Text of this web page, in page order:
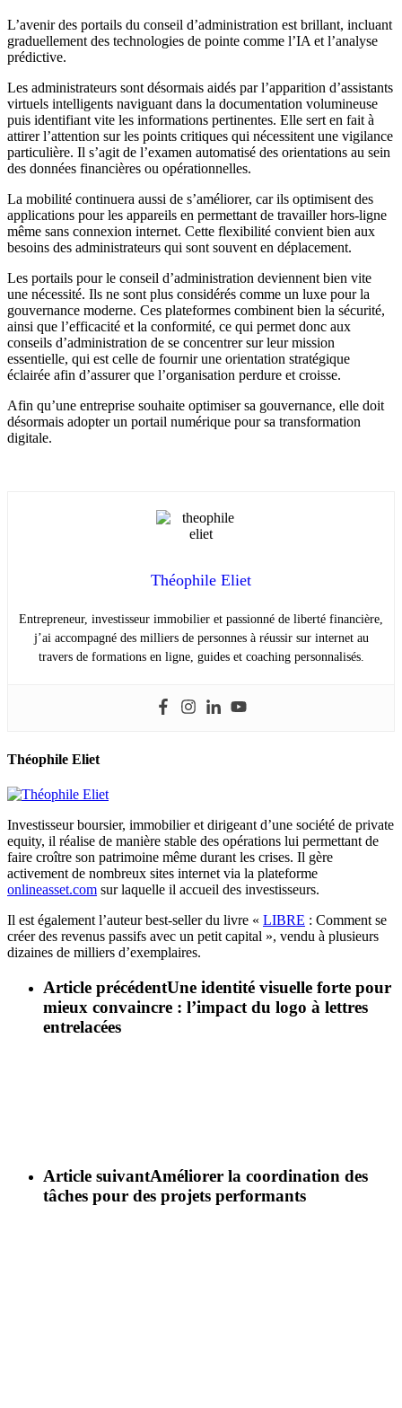
L’avenir des portails du conseil d’administration est brillant, incluant
graduellement des technologies de pointe comme l’IA et l’analyse
prédictive.
Les administrateurs sont désormais aidés par l’apparition d’assistants
virtuels intelligents naviguant dans la documentation volumineuse
puis identifiant vite les informations pertinentes. Elle sert en fait à
attirer l’attention sur les points critiques qui nécessitent une vigilance
particulière. Il s’agit de l’examen automatisé des orientations au sein
des données financières ou opérationnelles.
La mobilité continuera aussi de s’améliorer, car ils optimisent des
applications pour les appareils en permettant de travailler hors-ligne
même sans connexion internet. Cette flexibilité convient bien aux
besoins des administrateurs qui sont souvent en déplacement.
Les portails pour le conseil d’administration deviennent bien vite
une nécessité. Ils ne sont plus considérés comme un luxe pour la
gouvernance moderne. Ces plateformes combinent bien la sécurité,
ainsi que l’efficacité et la conformité, ce qui permet donc aux
conseils d’administration de se concentrer sur leur mission
essentielle, qui est celle de fournir une orientation stratégique
éclairée afin d’assurer que l’organisation perdure et croisse.
Afin qu’une entreprise souhaite optimiser sa gouvernance, elle doit
désormais adopter un portail numérique pour sa transformation
digitale.
Théophile Eliet
Entrepreneur, investisseur immobilier et passionné de liberté financière,
j’ai accompagné des milliers de personnes à réussir sur internet au
travers de formations en ligne, guides et coaching personnalisés.
Théophile Eliet
Investisseur boursier, immobilier et dirigeant d’une société de private
equity, il réalise de manière stable des opérations lui permettant de
faire croître son patrimoine même durant les crises. Il gère
activement de nombreux sites internet via la plateforme
onlineasset.com sur laquelle il accueil des investisseurs.
Il est également l’auteur best-seller du livre « LIBRE : Comment se
créer des revenus passifs avec un petit capital », vendu à plusieurs
dizaines de milliers d’exemplaires.
Article précédentUne identité visuelle forte pour
mieux convaincre : l’impact du logo à lettres
entrelacées
Article suivantAméliorer la coordination des
tâches pour des projets performants